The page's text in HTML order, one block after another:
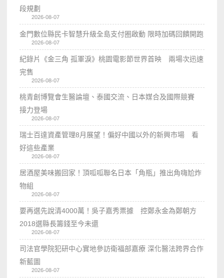
段規劃
2026-08-07
金門數位縣民卡智慧升級全島支付圈啟動 限時加碼回饋開跑
2026-08-07
紀錄片《金三角 孤軍淚》桃園電影節世界首映 兩場次迅速
完售
2026-08-07
桃青創博覽會生醫論壇、泰國交流、日本媒合及國際競賽
接力登場
2026-08-07
瑞士百達資產管理8月展望！偏好中國以外的新興市場 看
好這些產業
2026-08-07
居酒屋美味搬回家！頂呱呱聯名日本「角瓶」推出角嗨尬炸
物組
2026-08-07
要再選先說清4000萬！吳子嘉秀票據 控鄭永金為鄭朝方
2018選縣長籌錢至今未還
2026-08-07
司法官學院犯研中心實地參訪衛福部嘉療 深化醫法跨界合作
新藍圖
2026-08-07